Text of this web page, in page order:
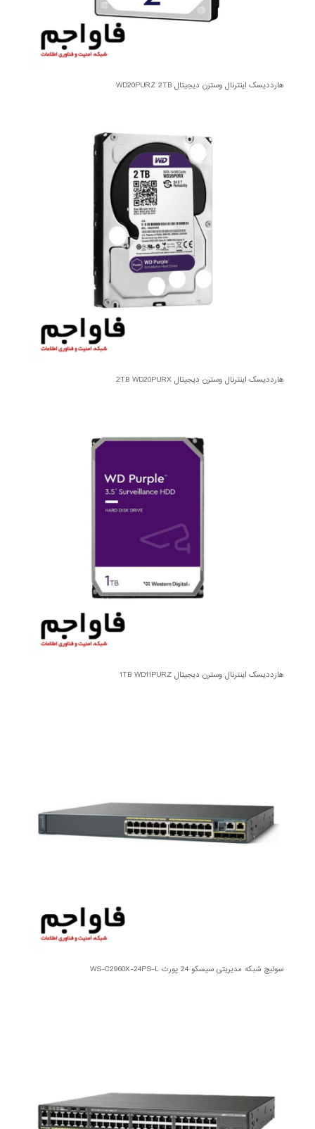
هارددیسک اینترنال وسترن دیجیتال WD20PURZ 2TB
هارددیسک اینترنال وسترن دیجیتال 2TB WD20PURX
هارددیسک اینترنال وسترن دیجیتال 1TB WD11PURZ
سوئیچ شبکه مدیریتی سیسکو 24 پورت WS-C2960X-24PS-L